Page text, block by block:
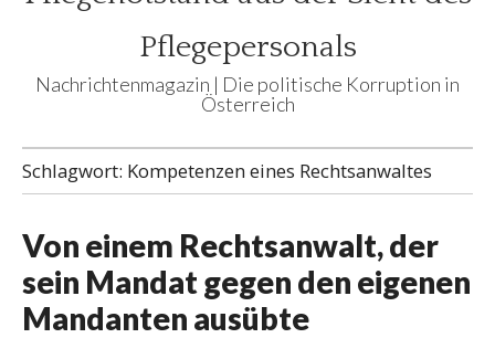
Pflegepersonals
Nachrichtenmagazin | Die politische Korruption in
Österreich
Schlagwort: Kompetenzen eines Rechtsanwaltes
Von einem Rechtsanwalt, der
sein Mandat gegen den eigenen
Mandanten ausübte